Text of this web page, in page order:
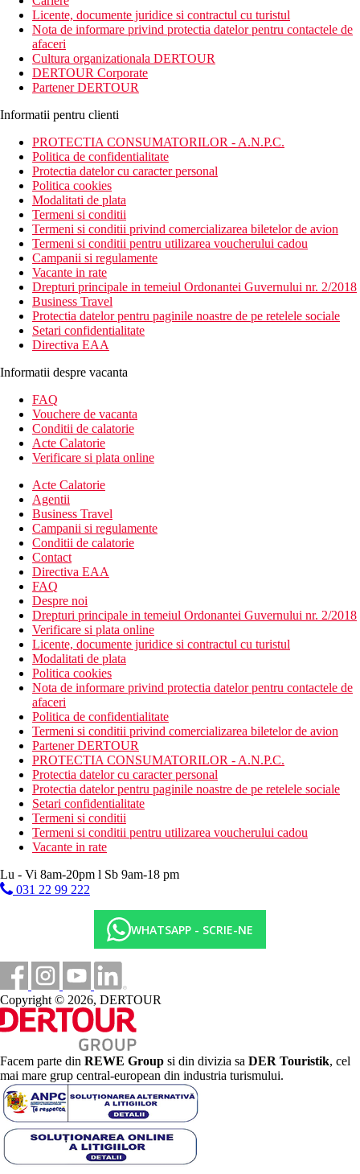
Licente, documente juridice si contractul cu turistul
Nota de informare privind protectia datelor pentru contactele de
afaceri
Cultura organizationala DERTOUR
DERTOUR Corporate
Partener DERTOUR
Informatii pentru clienti
PROTECTIA CONSUMATORILOR - A.N.P.C.
Politica de confidentialitate
Protectia datelor cu caracter personal
Politica cookies
Modalitati de plata
Termeni si conditii
Termeni si conditii privind comercializarea biletelor de avion
Termeni si conditii pentru utilizarea voucherului cadou
Campanii si regulamente
Vacante in rate
Drepturi principale in temeiul Ordonantei Guvernului nr. 2/2018
Business Travel
Protectia datelor pentru paginile noastre de pe retelele sociale
Setari confidentialitate
Directiva EAA
Informatii despre vacanta
FAQ
Vouchere de vacanta
Conditii de calatorie
Acte Calatorie
Verificare si plata online
Acte Calatorie
Agentii
Business Travel
Campanii si regulamente
Conditii de calatorie
Contact
Directiva EAA
FAQ
Despre noi
Drepturi principale in temeiul Ordonantei Guvernului nr. 2/2018
Verificare si plata online
Licente, documente juridice si contractul cu turistul
Modalitati de plata
Politica cookies
Nota de informare privind protectia datelor pentru contactele de
afaceri
Politica de confidentialitate
Termeni si conditii privind comercializarea biletelor de avion
Partener DERTOUR
PROTECTIA CONSUMATORILOR - A.N.P.C.
Protectia datelor cu caracter personal
Protectia datelor pentru paginile noastre de pe retelele sociale
Setari confidentialitate
Termeni si conditii
Termeni si conditii pentru utilizarea voucherului cadou
Vacante in rate
Lu - Vi 8am-20pm l Sb 9am-18 pm
031 22 99 222
WHATSAPP - SCRIE-NE
Copyright © 2026, DERTOUR
Facem parte din REWE Group si din divizia sa DER Touristik, cel
mai mare grup central-european din industria turismului.